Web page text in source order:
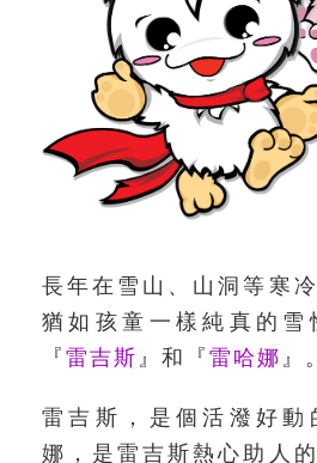
長年在雪山、山洞等寒
猶如孩童一樣純真的雪
『 雷吉斯 』和『 雷哈娜 』。
雷吉斯，是個活潑好動
娜，是雷吉斯熱心助人